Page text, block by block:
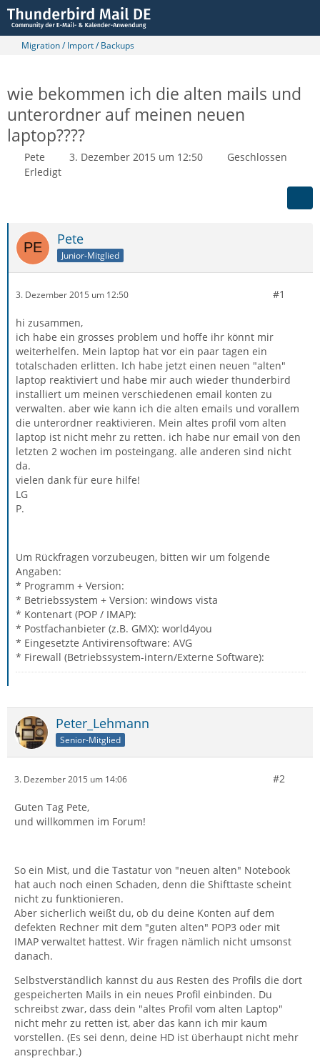
Migration / Import / Backups
wie bekommen ich die alten mails und
unterordner auf meinen neuen
laptop????
Pete 3. Dezember 2015 um 12:50
Geschlossen
Erledigt
Pete
Junior-Mitglied
3. Dezember 2015 um 12:50 #1
hi zusammen,
ich habe ein grosses problem und hoffe ihr könnt mir
weiterhelfen. Mein laptop hat vor ein paar tagen ein
totalschaden erlitten. Ich habe jetzt einen neuen "alten"
laptop reaktiviert und habe mir auch wieder thunderbird
installiert um meinen verschiedenen email konten zu
verwalten. aber wie kann ich die alten emails und vorallem
die unterordner reaktivieren. Mein altes profil vom alten
laptop ist nicht mehr zu retten. ich habe nur email von den
letzten 2 wochen im posteingang. alle anderen sind nicht
da.
vielen dank für eure hilfe!
LG
P.
Um Rückfragen vorzubeugen, bitten wir um folgende
Angaben:
* Programm + Version:
* Betriebssystem + Version: windows vista
* Kontenart (POP / IMAP):
* Postfachanbieter (z.B. GMX): world4you
* Eingesetzte Antivirensoftware: AVG
* Firewall (Betriebssystem-intern/Externe Software):
Peter_Lehmann
Senior-Mitglied
3. Dezember 2015 um 14:06 #2
Guten Tag Pete,
und willkommen im Forum!
So ein Mist, und die Tastatur von "neuen alten" Notebook
hat auch noch einen Schaden, denn die Shifttaste scheint
nicht zu funktionieren.
Aber sicherlich weißt du, ob du deine Konten auf dem
defekten Rechner mit dem "guten alten" POP3 oder mit
IMAP verwaltet hattest. Wir fragen nämlich nicht umsonst
danach.
Selbstverständlich kannst du aus Resten des Profils die dort
gespeicherten Mails in ein neues Profil einbinden. Du
schreibst zwar, dass dein "altes Profil vom alten Laptop"
nicht mehr zu retten ist, aber das kann ich mir kaum
vorstellen. (Es sei denn, deine HD ist überhaupt nicht mehr
ansprechbar.)